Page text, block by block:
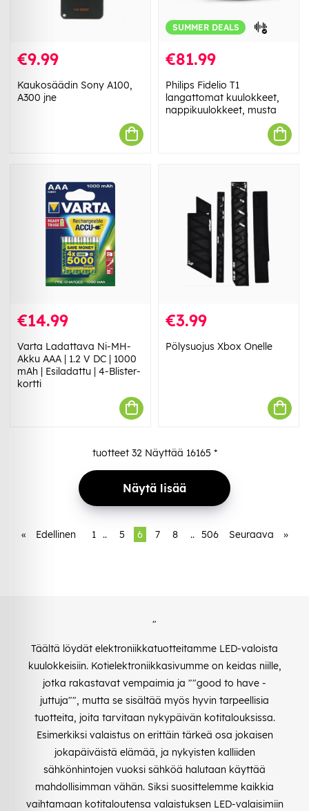
€9.99
Kaukosäädin Sony A100,
A300 jne
SUMMER DEALS
€81.99
Philips Fidelio T1
langattomat kuulokkeet,
nappikuulokkeet, musta
€14.99
Varta Ladattava Ni-MH-
Akku AAA | 1.2 V DC | 1000
mAh | Esiladattu | 4-Blister-
kortti
€3.99
Pölysuojus Xbox Onelle
tuotteet 32Näyttää 16165 *
Näytä lisää
« Edellinen 1 .. 5 6 7 8 .. 506 Seuraava »
"
Täältä löydät elektroniikkatuotteitamme LED-valoista
kuulokkeisiin. Kotielektroniikkasivumme on keidas niille,
jotka rakastavat vempaimia ja ""good to have -
juttuja"", mutta se sisältää myös hyvin tarpeellisia
tuotteita, joita tarvitaan nykypäivän kotitalouksissa.
Esimerkiksi valaistus on erittäin tärkeä osa jokaisen
jokapäiväistä elämää, ja nykyisten kalliiden
sähkönhintojen vuoksi sähköä halutaan käyttää
mahdollisimman vähän. Siksi suosittelemme kaikkia
vaihtamaan kotitaloutensa valaistuksen LED-valaisimiin